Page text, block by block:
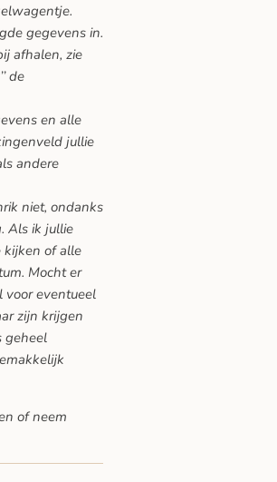
gegevens in.
afhalen, zie
de
en alle
jullie
andere
niet, ondanks
Als ik jullie
kijken of alle
Mocht er
voor eventueel
zijn krijgen
geheel
of neem